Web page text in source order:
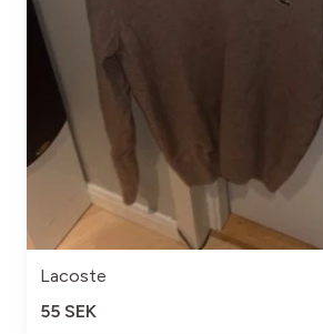
Lacoste
55 SEK